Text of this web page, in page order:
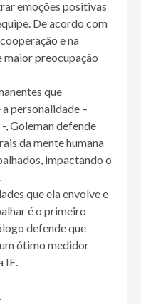
emoções positivas
De acordo com
e na
maior preocupação
que
personalidade –
, Goleman defende
da mente humana
impactando o
que ela envolve e
é o primeiro
defende que
ótimo medidor
IE.